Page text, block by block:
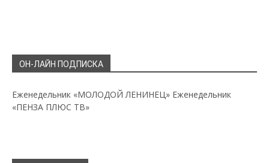
ОН-ЛАЙН ПОДПИСКА
Еженедельник «МОЛОДОЙ ЛЕНИНЕЦ» Еженедельник
«ПЕНЗА ПЛЮС ТВ»